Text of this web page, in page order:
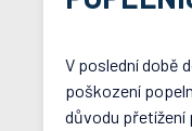
V poslední době
poškození
důvodu přetížení